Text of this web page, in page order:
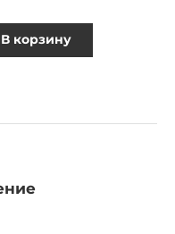
В корзину